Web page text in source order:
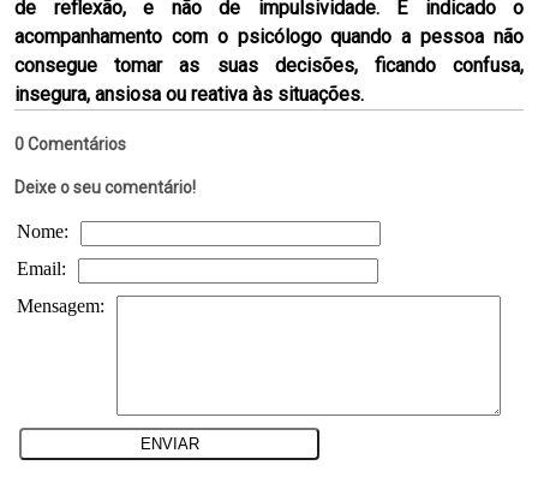
de reflexão, e não de impulsividade. É indicado o
acompanhamento com o psicólogo quando a pessoa não
consegue tomar as suas decisões, ficando confusa,
insegura, ansiosa ou reativa às situações.
0 Comentários
Deixe o seu comentário!
Nome:
Email:
Mensagem: